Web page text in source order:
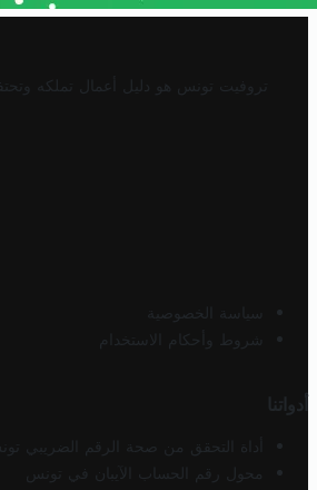
تروفيت تونس هو دليل أعمال تملكه
سياسة الخصوصية
شروط وأحكام الاستخدام
أدواتنا
أداة التحقق من صحة الرقم الضريبي
محول رقم الحساب الآيبان في تونس